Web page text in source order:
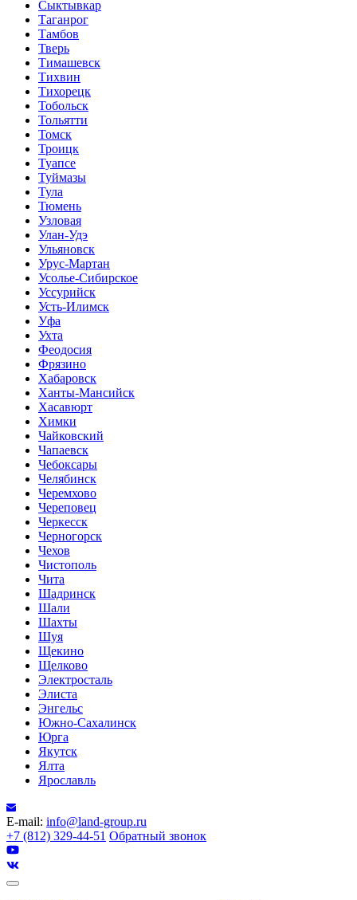
Сыктывкар
Таганрог
Тамбов
Тверь
Тимашевск
Тихвин
Тихорецк
Тобольск
Тольятти
Томск
Троицк
Туапсе
Туймазы
Тула
Тюмень
Узловая
Улан-Удэ
Ульяновск
Урус-Мартан
Усолье-Сибирское
Уссурийск
Усть-Илимск
Уфа
Ухта
Феодосия
Фрязино
Хабаровск
Ханты-Мансийск
Хасавюрт
Химки
Чайковский
Чапаевск
Чебоксары
Челябинск
Черемхово
Череповец
Черкесск
Черногорск
Чехов
Чистополь
Чита
Шадринск
Шали
Шахты
Шуя
Щекино
Щелково
Электросталь
Элиста
Энгельс
Южно-Сахалинск
Юрга
Якутск
Ялта
Ярославль
E-mail: info@land-group.ru
+7 (812) 329-44-51 Обратный звонок